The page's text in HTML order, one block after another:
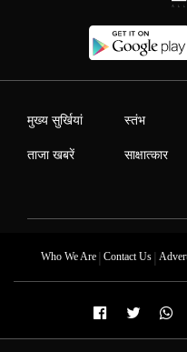
मुख्य सुर्खियां
ताजा खबरें
स्तंभ
साक्षात्कार
Who We Are| Contact Us|